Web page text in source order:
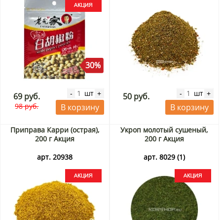
30%
69 руб.
98 руб.
- шт +
В корзину
50 руб. - шт +
В корзину
Приправа Карри (острая),
200 г Акция
арт. 20938
Укроп молотый сушеный,
200 г Акция
арт. 8029 (1)